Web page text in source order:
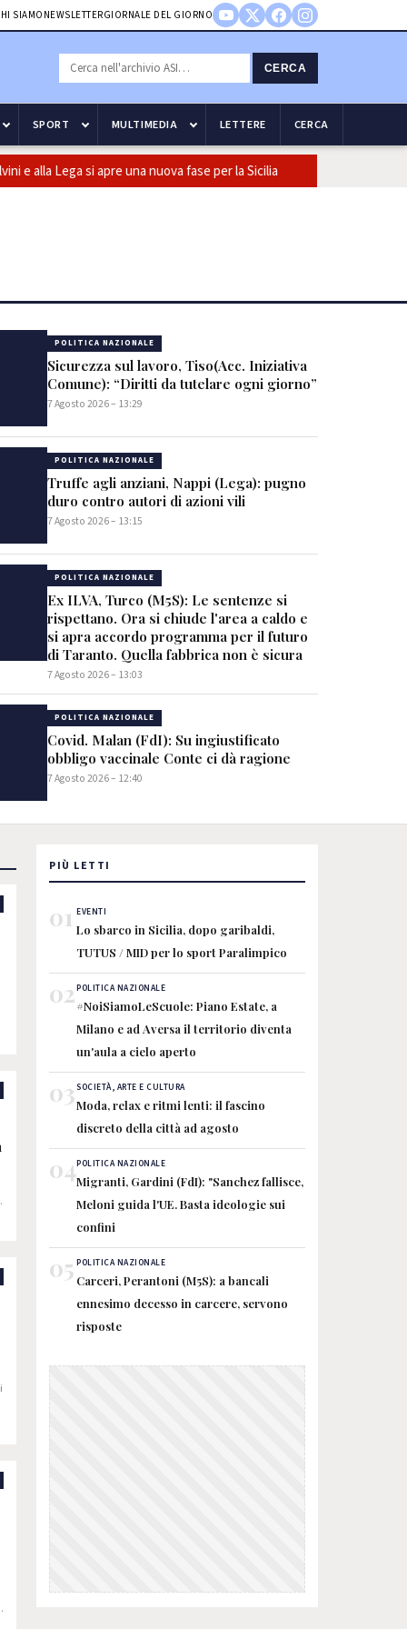
SIAMO NEWSLETTERGIORNALE DEL GIORNO
CERCA
SPORT MULTIMEDIA LETTERE CERCA
si apre una nuova fase per la Sicilia
POLITICA NAZIONALE
Sicurezza sul lavoro, Tiso(Acc. Iniziativa
Comune): “Diritti da tutelare ogni giorno”
7 Agosto 2026 – 13:29
POLITICA NAZIONALE
Truffe agli anziani, Nappi (Lega): pugno
duro contro autori di azioni vili
7 Agosto 2026 – 13:15
POLITICA NAZIONALE
Ex ILVA, Turco (M5S): Le sentenze si
rispettano. Ora si chiude l'area a caldo e
si apra accordo programma per il futuro
di Taranto. Quella fabbrica non è sicura
7 Agosto 2026 – 13:03
POLITICA NAZIONALE
Covid. Malan (FdI): Su ingiustificato
obbligo vaccinale Conte ci dà ragione
7 Agosto 2026 – 12:40
PIÙ LETTI
01 EVENTI
Lo sbarco in Sicilia, dopo garibaldi,
TUTUS / MID per lo sport Paralimpico
02POLITICA NAZIONALE
#NoiSiamoLeScuole: Piano Estate, a
Milano e ad Aversa il territorio diventa
un'aula a cielo aperto
03SOCIETÀ, ARTE E CULTURA
Moda, relax e ritmi lenti: il fascino
discreto della città ad agosto
04POLITICA NAZIONALE
Migranti, Gardini (FdI): "Sanchez fallisce,
Meloni guida l'UE. Basta ideologie sui
confini
05 POLITICA NAZIONALE
Carceri, Perantoni (M5S): a bancali
ennesimo decesso in carcere, servono
risposte